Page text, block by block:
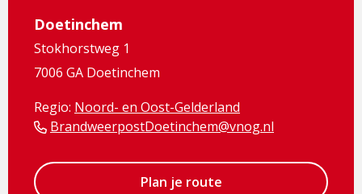
Doetinchem
Stokhorstweg 1
7006 GA Doetinchem
Regio: Noord- en Oost-Gelderland
BrandweerpostDoetinchem@vnog.nl
Plan je route